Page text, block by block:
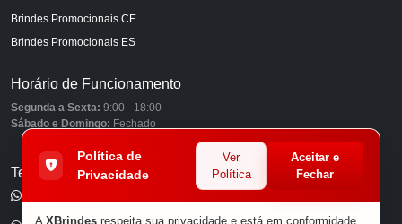
Brindes Promocionais CE
Brindes Promocionais ES
Horário de Funcionamento
Segunda a Sexta: 9:00 - 18:00
Sábado e Domingo: Fechado
Telefones
Política de
Privacidade
Ver
Política
Aceitar e
Fechar
A XBrindes respeita sua privacidade e está em conformidade